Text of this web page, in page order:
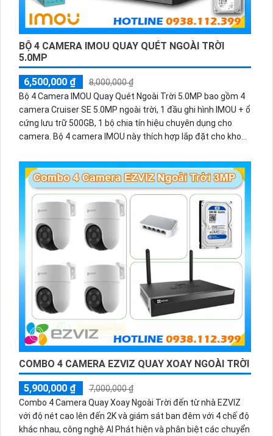
BỘ 4 CAMERA IMOU QUAY QUÉT NGOÀI TRỜI
5.0MP
6,500,000 ₫
8,000,000 ₫
Bộ 4 Camera IMOU Quay Quét Ngoài Trời 5.0MP bao gồm 4
camera Cruiser SE 5.0MP ngoài trời, 1 đầu ghi hình IMOU + ổ
cứng lưu trữ 500GB, 1 bộ chia tín hiệu chuyên dụng cho
camera. Bộ 4 camera IMOU này thích hợp lắp đặt cho kho
trời.
COMBO 4 CAMERA EZVIZ QUAY XOAY NGOÀI TRỜI
5,900,000 ₫
7,000,000 ₫
Combo 4 Camera Quay Xoay Ngoài Trời đến từ nhà EZVIZ
với độ nét cao lên đến 2K và giám sát ban đêm với 4 chế độ
khác nhau, công nghệ AI Phát hiện và phân biệt các chuyển